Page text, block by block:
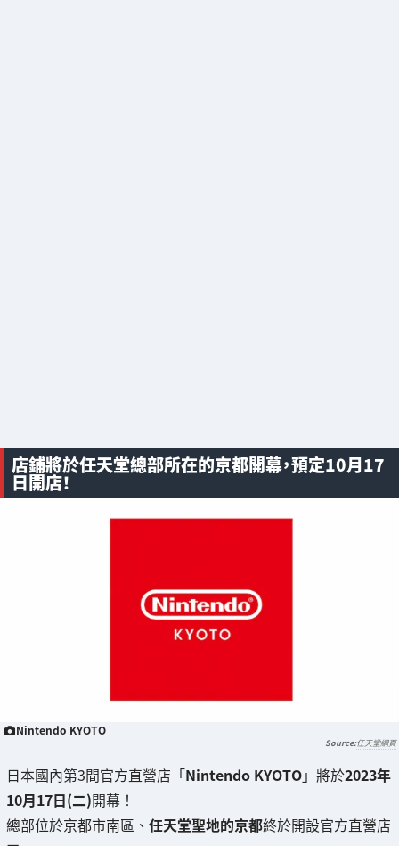
店鋪將於任天堂總部所在的京都開幕，預定10月17
日開店！
Nintendo KYOTO
任天堂網頁
日本國內第3間官方直營店「Nintendo KYOTO」將於2023年
10月17日(二)開幕！
總部位於京都市南區、 任天堂聖地的京都終於開設官方直營店